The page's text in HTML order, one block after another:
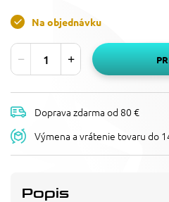
Na objednávku
Doprava zdarma od 80 €
Výmena a vrátenie tovaru do
Popis